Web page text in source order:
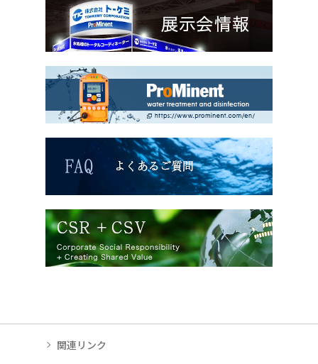
関連リンク